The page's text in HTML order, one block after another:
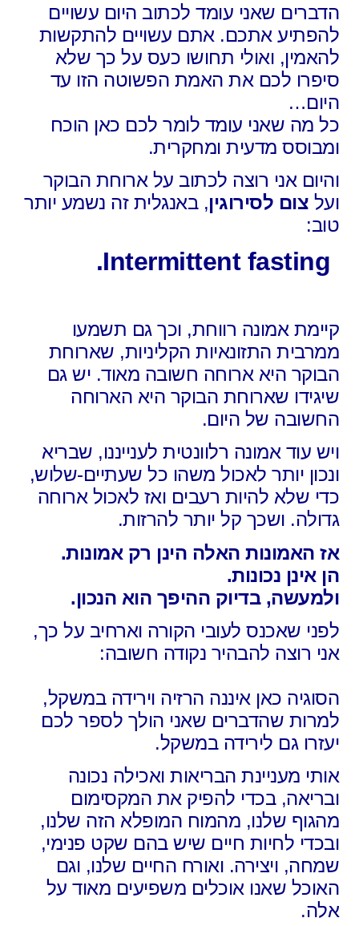
הדברים שאני עומד לכתוב היום עשויים
להפתיע אתכם. אתם עשויים להתקשות
להאמין, ואולי תחושו כעס על כך שלא
סיפרו לכם את האמת הפשוטה הזו עד
היום…
כל מה שאני עומד לומר לכם כאן הוכח
ומבוסס מדעית ומחקרית.
והיום אני רוצה לכתוב על ארוחת הבוקר
ועל צום לסירוגין, באנגלית זה נשמע יותר
טוב:
Intermittent fasting.
קיימת אמונה רווחת, וכך גם תשמעו
ממרבית התזונאיות הקליניות, שארוחת
הבוקר היא ארוחה חשובה מאוד. יש גם
שיגידו שארוחת הבוקר היא הארוחה
החשובה של היום.
ויש עוד אמונה רלוונטית לענייננו, שבריא
ונכון יותר לאכול משהו כל שעתיים-שלוש,
כדי שלא להיות רעבים ואז לאכול ארוחה
גדולה. ושכך קל יותר להרזות.
אז האמונות האלה הינן רק אמונות.
הן אינן נכונות.
ולמעשה, בדיוק ההיפך הוא הנכון.
לפני שאכנס לעובי הקורה וארחיב על כך,
אני רוצה להבהיר נקודה חשובה:
הסוגיה כאן איננה הרזיה וירידה במשקל,
למרות שהדברים שאני הולך לספר לכם
יעזרו גם לירידה במשקל.
אותי מעניינת הבריאות ואכילה נכונה
ובריאה, בכדי להפיק את המקסימום
מהגוף שלנו, מהמוח המופלא הזה שלנו,
ובכדי לחיות חיים שיש בהם שקט פנימי,
שמחה, ויצירה. ואורח החיים שלנו, וגם
האוכל שאנו אוכלים משפיעים מאוד על
אלה.